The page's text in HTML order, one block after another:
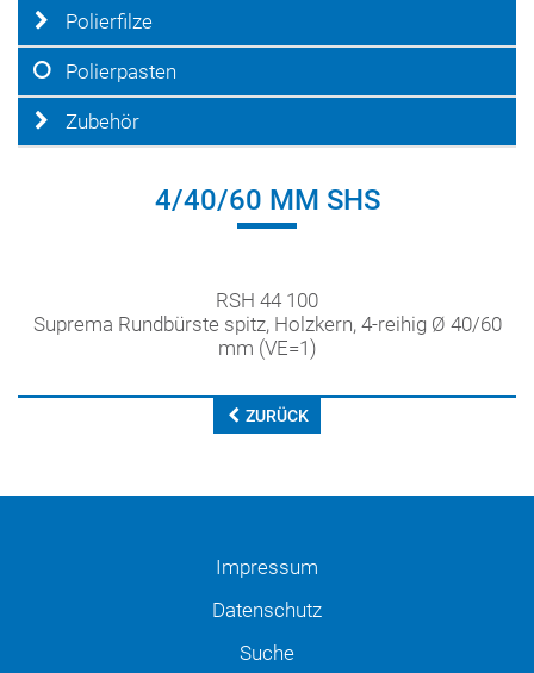
Polierfilze
Polierpasten
Zubehör
4/40/60 MM SHS
RSH 44 100
Suprema Rundbürste spitz, Holzkern, 4-reihig Ø 40/60
mm (VE=1)
ZURÜCK
Impressum
Datenschutz
Suche